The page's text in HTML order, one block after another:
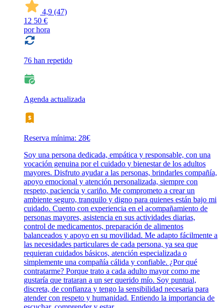
4,9 (47)
12 50 €
por hora
76 han repetido
Agenda actualizada
Reserva mínima: 28€
Soy una persona dedicada, empática y responsable, con una
vocación genuina por el cuidado y bienestar de los adultos
mayores. Disfruto ayudar a las personas, brindarles compañía,
apoyo emocional y atención personalizada, siempre con
respeto, paciencia y cariño. Me comprometo a crear un
ambiente seguro, tranquilo y digno para quienes están bajo mi
cuidado. Cuento con experiencia en el acompañamiento de
personas mayores, asistencia en sus actividades diarias,
control de medicamentos, preparación de alimentos
balanceados y apoyo en su movilidad. Me adapto fácilmente a
las necesidades particulares de cada persona, ya sea que
requieran cuidados básicos, atención especializada o
simplemente una compañía cálida y confiable. ¿Por qué
contratarme? Porque trato a cada adulto mayor como me
gustaría que trataran a un ser querido mío. Soy puntual,
discreta, de confianza y tengo la sensibilidad necesaria para
atender con respeto y humanidad. Entiendo la importancia de